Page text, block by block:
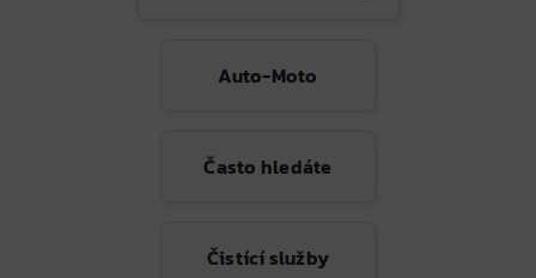
Auto-Moto
Často hledáte
Čistící služby